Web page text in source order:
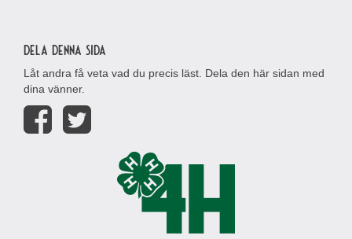
Dela denna sida
Låt andra få veta vad du precis läst. Dela den här sidan med
dina vänner.